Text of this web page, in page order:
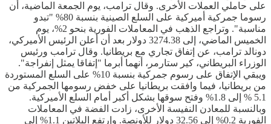
على حاملي العملات الأخرى. وقال ترامب، يوم الجمعة الماضية، أن
رسوما جمركية أميركية على السلع الصينية بنسبة 80% "تبدو
مناسبة". وتراجع الذهب في المعاملات الفورية بنحو 2%، يوم
الخميس الماضي، إلى 3274.38 دولار بعد أن أعلن الرئيس الأميركي،
دونالد ترامب، عن إتفاق تجاري مع بريطانيا. وقال ترامب ورئيس
الوزراء البريطاني، كير ستارمر، أنهما أبرما "إتفاقا يمثل إنفراجة".
ويبقي الإتفاق على رسوم جمركية بنسبة 10% على السلع المستوردة
من بريطانيا، فيما وافقت بريطانيا على خفض رسومها الجمركية من
5.1 % إلى 1.8% وفتح سوقها بشكل أكبر أمام السلع الأميركية.
وبالنسبة للمعادن النفيسة الأخرى، زادت الفضة في المعاملات
الفورية 0.2% إلى 32.56 دولار للأونصة. وإرتفع البلاتين 1.1% إلى